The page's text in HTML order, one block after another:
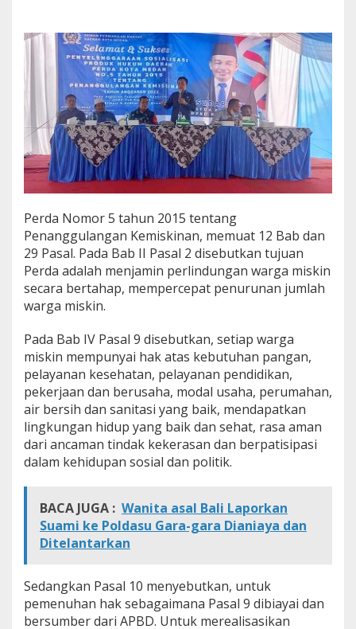
Perda Nomor 5 tahun 2015 tentang
Penanggulangan Kemiskinan, memuat 12 Bab dan
29 Pasal. Pada Bab II Pasal 2 disebutkan tujuan
Perda adalah menjamin perlindungan warga miskin
secara bertahap, mempercepat penurunan jumlah
warga miskin.
Pada Bab IV Pasal 9 disebutkan, setiap warga
miskin mempunyai hak atas kebutuhan pangan,
pelayanan kesehatan, pelayanan pendidikan,
pekerjaan dan berusaha, modal usaha, perumahan,
air bersih dan sanitasi yang baik, mendapatkan
lingkungan hidup yang baik dan sehat, rasa aman
dari ancaman tindak kekerasan dan berpatisipasi
dalam kehidupan sosial dan politik.
BACA JUGA : Wanita asal Bali Laporkan
Suami ke Poldasu Gara-gara Dianiaya dan
Ditelantarkan
Sedangkan Pasal 10 menyebutkan, untuk
pemenuhan hak sebagaimana Pasal 9 dibiayai dan
bersumber dari APBD. Untuk merealisasikan